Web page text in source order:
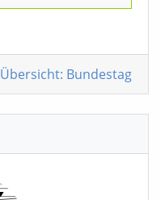
Übersicht: Bundestag